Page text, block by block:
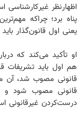
اظهارنظر
پناه برد؛ چراکه
یعنی اول قانون‌گذار
او تأکید می‌کند که
هم اول باید
قانونی مصوب شد، آن
قانونی مصوب شود و
درست‌کردن غیرقانونی